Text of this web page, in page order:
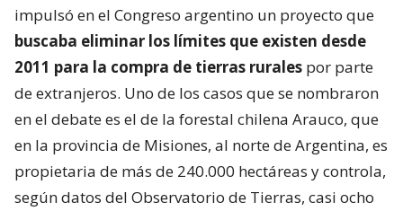
impulsó en el Congreso argentino un proyecto que
buscaba eliminar los límites que existen desde
2011 para la compra de tierras rurales por parte
de extranjeros. Uno de los casos que se nombraron
en el debate es el de la forestal chilena Arauco, que
en la provincia de Misiones, al norte de Argentina, es
propietaria de más de 240.000 hectáreas y controla,
según datos del Observatorio de Tierras, casi ocho